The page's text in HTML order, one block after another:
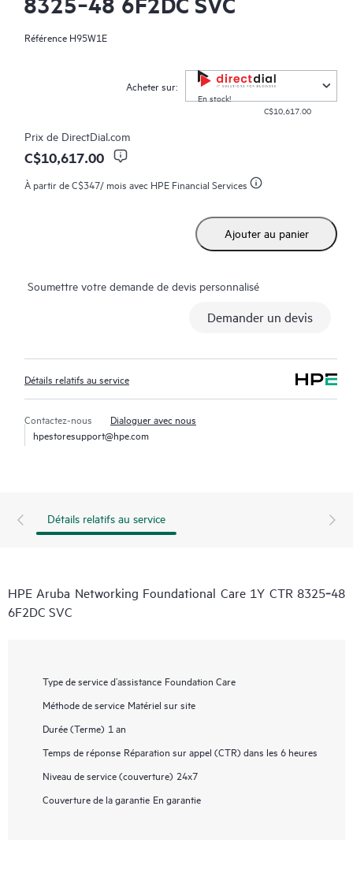
Référence H95W1E
Acheter sur:
En stock!
C$10,617.00
Prix de DirectDial.com
C$10,617.00
À partir deC$347/ mois avec HPE Financial Services
Ajouter au panier
Soumettre votre demande de devis personnalisé
Demander un devis
Détails relatifs au service
Contactez-nous
Dialoguer avec nous
hpestoresupport@hpe.com
Détails relatifs au service
HPE Aruba Networking Foundational Care 1Y CTR 8325‑48
6F2DC SVC
Type de service d’assistance Foundation Care
Méthode de service Matériel sur site
Durée (Terme) 1 an
Temps de réponse Réparation sur appel (CTR) dans les 6 heures
Niveau de service (couverture) 24x7
Couverture de la garantie En garantie